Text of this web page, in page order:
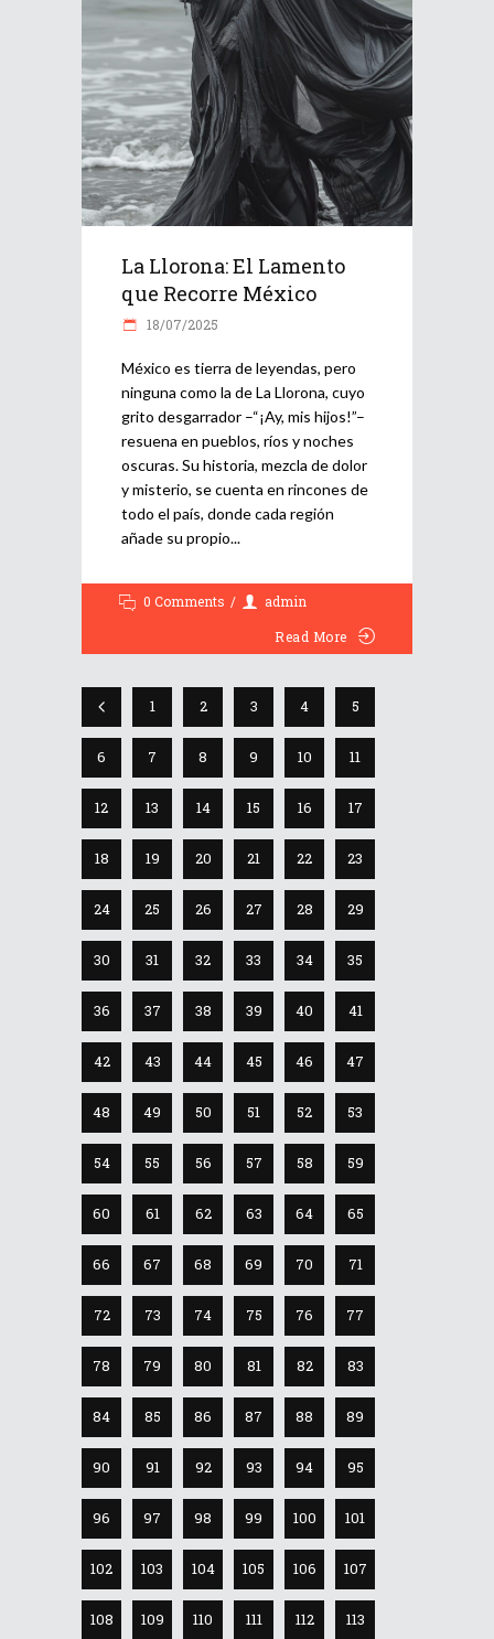
La Llorona: El Lamento
que Recorre México
18/07/2025
México es tierra de leyendas, pero
ninguna como la de La Llorona, cuyo
grito desgarrador –“¡Ay, mis hijos!”–
resuena en pueblos, ríos y noches
oscuras. Su historia, mezcla de dolor
y misterio, se cuenta en rincones de
todo el país, donde cada región
añade su propio
0 Comments
admin
Read More
1 2 3 4 5
6 7 8 9 10 11
12 13 14 15 16 17
18 19 20 21 22 23
24 25 26 27 28 29
30 31 32 33 34 35
36 37 38 39 40 41
42 43 44 45 46 47
48 49 50 51 52 53
54 55 56 57 58 59
60 61 62 63 64 65
66 67 68 69 70 71
72 73 74 75 76 77
78 79 80 81 82 83
84 85 86 87 88 89
90 91 92 93 94 95
96 97 98 99 100 101
102 103 104 105 106 107
108 109 110 111 112 113